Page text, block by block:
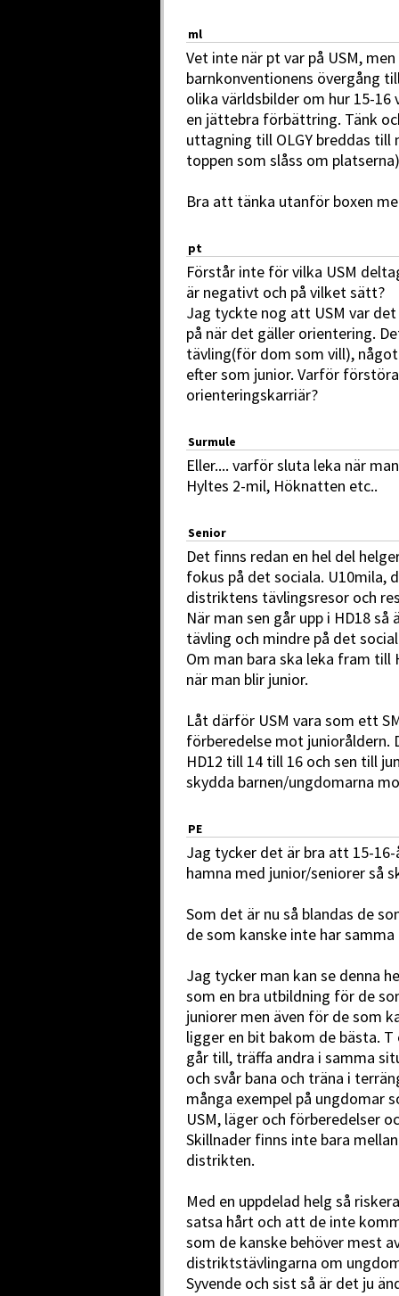
ml
Vet inte när pt var på USM,
barnkonventionens övergång
olika världsbilder om hur 15-
en jättebra förbättring. Tänk
uttagning till OLGY breddas till
toppen som slåss om
Bra att tänka utanför boxen
pt
Förstår inte för vilka USM
är negativt och på vilket sätt?
Jag tyckte nog att USM var
på när det gäller orientering.
tävling(för dom som vill),
efter som junior. Varför
orienteringskarriär?
Surmule
Eller.... varför sluta leka när
Hyltes 2-mil, Höknatten etc..
Senior
Det finns redan en hel del
fokus på det sociala. U10mila,
distriktens tävlingsresor och
När man sen går upp i HD18
tävling och mindre på det
Om man bara ska leka fram
när man blir junior.
Låt därför USM vara som ett
förberedelse mot junioråldern.
HD12 till 14 till 16 och sen till
skydda barnen/ungdomarna
PE
Jag tycker det är bra att 15-16-
hamna med junior/seniorer så
Som det är nu så blandas de
de som kanske inte har
Jag tycker man kan se denna
som en bra utbildning för de
juniorer men även för de som
ligger en bit bakom de bästa.
går till, träffa andra i samma
och svår bana och träna i
många exempel på ungdomar
USM, läger och förberedelser
Skillnader finns inte bara
distrikten.
Med en uppdelad helg så
satsa hårt och att de inte
som de kanske behöver mest
distriktstävlingarna om
Syvende och sist så är det ju